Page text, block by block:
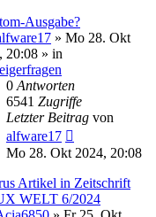
Ausgabe?
» Mo 28. Okt
20:08 » in
0 Antworten
6541 Zugriffe
Letzter Beitrag von
alfware17
Mo 28. Okt 2024, 20:08
Artikel in Zeitschrift
WELT 6/2024